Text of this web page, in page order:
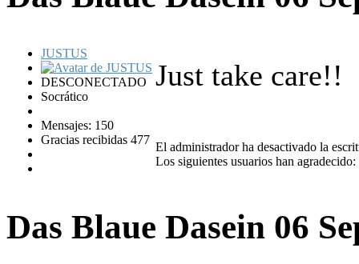
JUSTUS
DESCONECTADO
Socrático
Mensajes: 150
Gracias recibidas 477
Just take care!!
El administrador ha desactivado la
Los siguientes usuarios han agradecido:
Das Blaue Dasein 06